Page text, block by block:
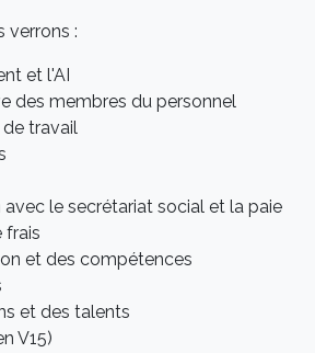
verrons :
et l'AI
des membres du personnel
travail
le secrétariat social et la paie
frais
et des compétences
et des talents
V15)